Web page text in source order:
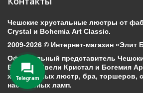
Чешские хрустальные люстры от
Crystal и Bohemia Art Classic.
2009-2026 © Интернет-магазин «Элит
Официальный представитель
Богемия Ивели Кристал и Богемия
хрустальных люстр, бра, торшеров,
настольных ламп.
Telegram